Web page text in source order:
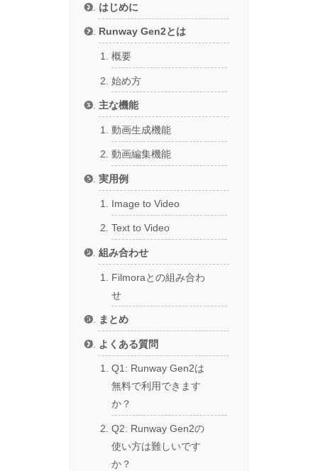
はじめに
Runway Gen2とは
概要
始め方
主な機能
動画生成機能
動画編集機能
実用例
Image to Video
Text to Video
組み合わせ
Filmoraとの組み合わ
せ
まとめ
よくある質問
Q1: Runway Gen2は
無料で利用できます
か？
Q2: Runway Gen2の
使い方は難しいです
か？